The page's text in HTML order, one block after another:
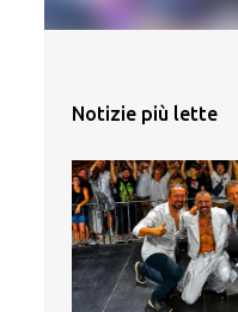
Notizie più lette